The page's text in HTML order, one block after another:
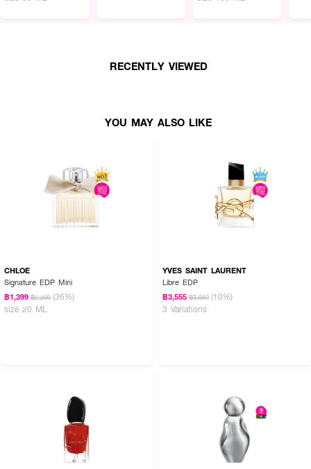
RECENTLY VIEWED
YOU MAY ALSO LIKE
CHLOE
Signature EDP Mini
฿1,399 ฿2,200 (36%)
size 20 ML
YVES SAINT LAURENT
Libre EDP
฿3,555 ฿3,950 (10%)
3 Variations